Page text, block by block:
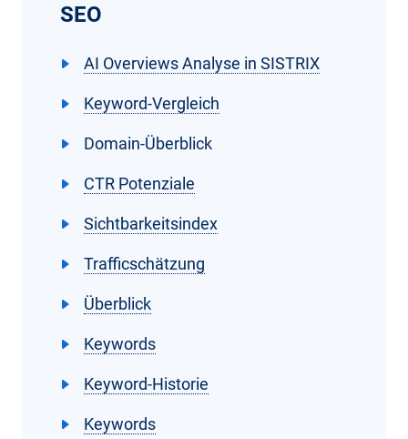
SEO
AI Overviews Analyse in SISTRIX
Keyword-Vergleich
Domain-Überblick
CTR Potenziale
Sichtbarkeitsindex
Trafficschätzung
Überblick
Keywords
Keyword-Historie
Keywords